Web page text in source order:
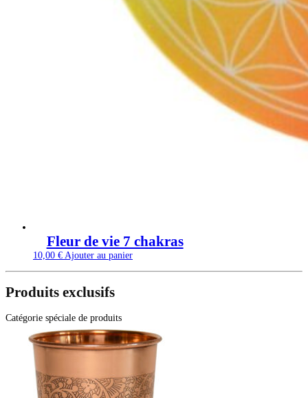
Fleur de vie 7 chakras
10,00 € Ajouter au panier
Produits exclusifs
Catégorie spéciale de produits